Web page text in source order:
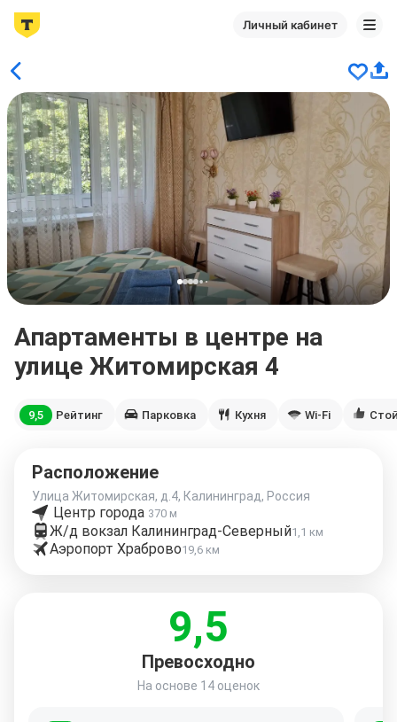
Личный кабинет
Апартаменты в центре на
улице Житомирская 4
9,5 Рейтинг Парковка Кухня Wi-Fi
Расположение
Улица Житомирская, д.4, Калининград, Россия
Центр города 370 м
Ж/д вокзал Калининград-Северный1,1 км
Аэропорт Храброво19,6 км
9,5
Превосходно
На основе 14 оценок